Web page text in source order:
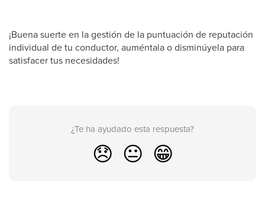
¡Buena suerte en la gestión de la puntuación de reputación
individual de tu conductor, auméntala o disminúyela para
satisfacer tus necesidades!
¿Te ha ayudado esta respuesta?
😞 😐 😁